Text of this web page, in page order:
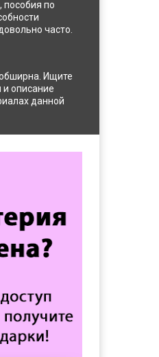
пособия по
часто.
Ищите
и описание
данной